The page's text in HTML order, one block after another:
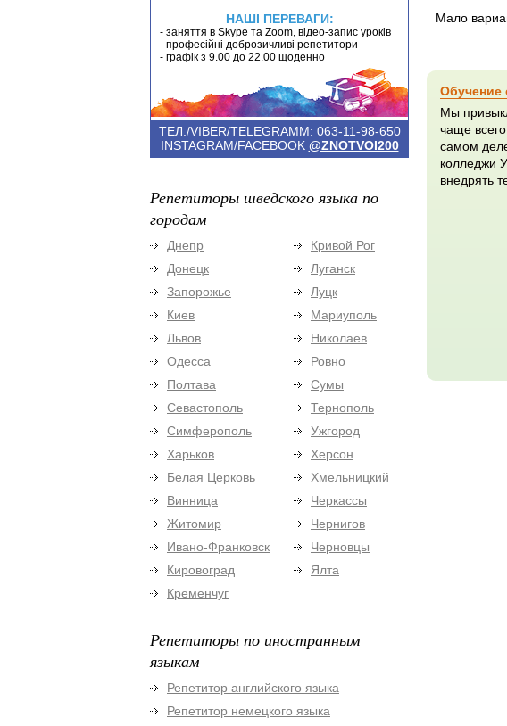
Мало
Обучение
Мы
чаще
самом
колледжи
внедрять
НАШІ ПЕРЕВАГИ:
- заняття в Skype та Zoom, відео-запис уроків
- професійні доброзичливі репетитори
- графік з 9.00 до 22.00 щоденно
ТЕЛ./VIBER/TELEGRAMM: 063-11-98-650
INSTAGRAM/FACEBOOK @ZNOTVOI200
Репетиторы шведского языка по
городам
Днепр
Донецк
Запорожье
Киев
Львов
Одесса
Полтава
Севастополь
Симферополь
Харьков
Белая Церковь
Винница
Житомир
Ивано-Франковск
Кировоград
Кременчуг
Кривой Рог
Луганск
Луцк
Мариуполь
Николаев
Ровно
Сумы
Тернополь
Ужгород
Херсон
Хмельницкий
Черкассы
Чернигов
Черновцы
Ялта
Репетиторы по иностранным
языкам
Репетитор английского языка
Репетитор немецкого языка